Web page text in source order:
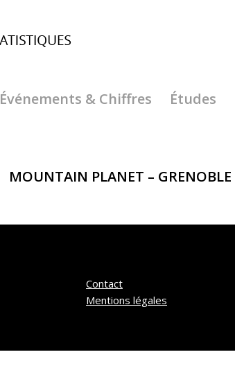
Événements & Chiffres Études
MOUNTAIN PLANET – GRENOBLE
Contact
Mentions légales